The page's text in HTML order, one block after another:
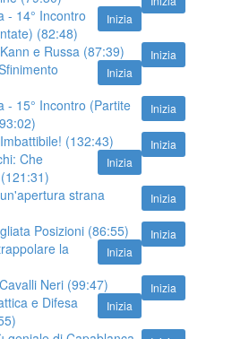
Inizia
- 14° Incontro
(82:48)
Inizia
e Russa (87:39)
Inizia
Inizia
- 15° Incontro (Partite
Inizia
(132:43)
Inizia
Che
Inizia
strana
Inizia
Posizioni (86:55)
Inizia
la
Inizia
Neri (99:47)
Inizia
e Difesa